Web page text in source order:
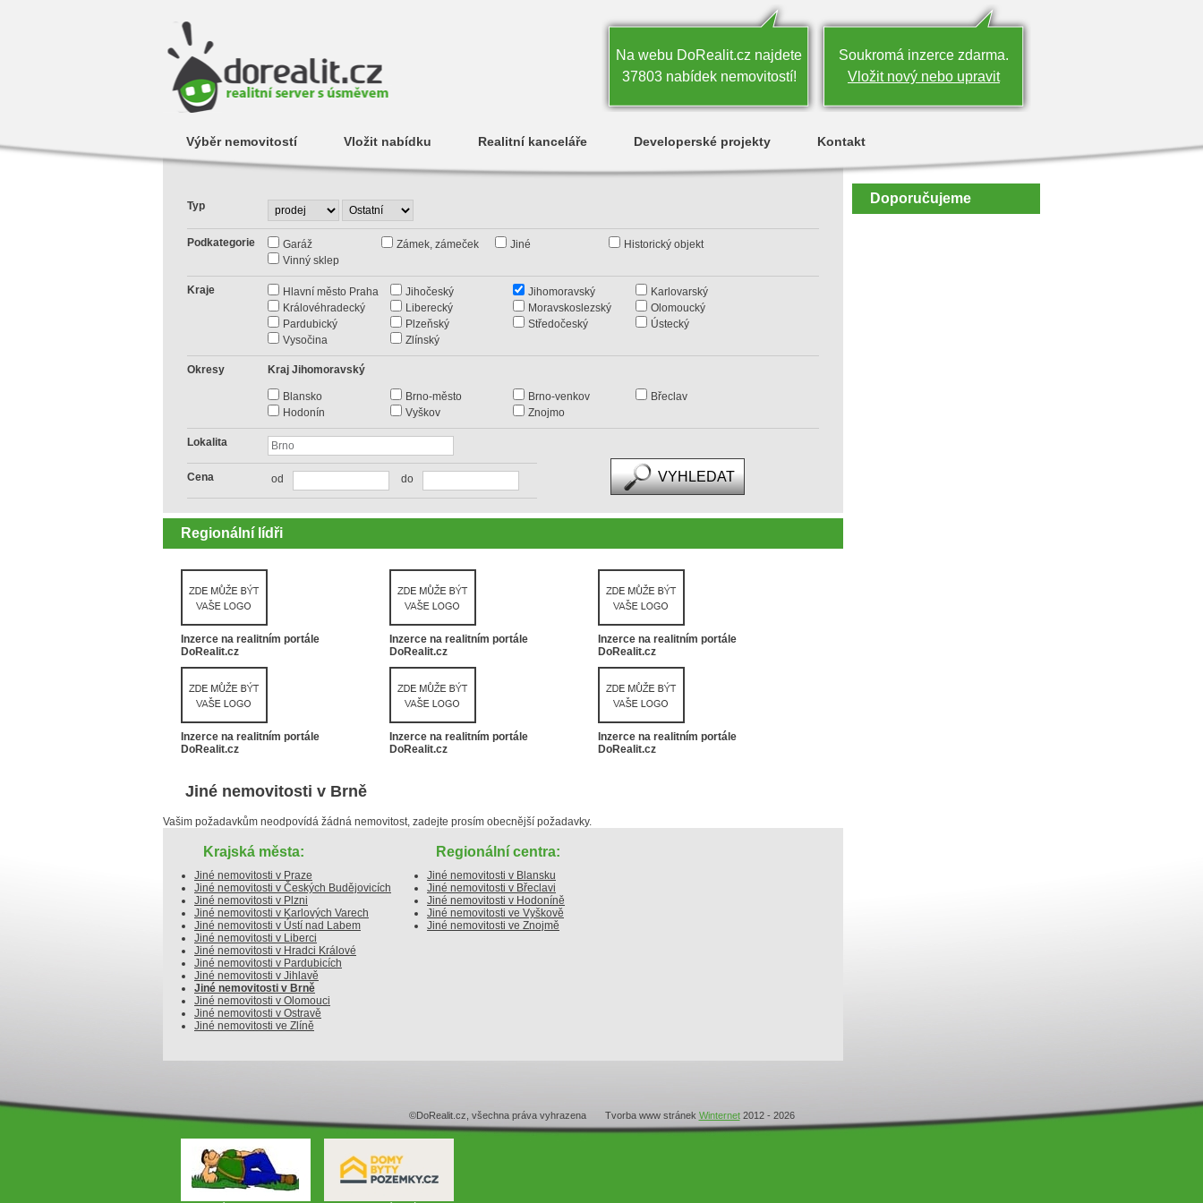
Na webu DoRealit.cz najdete
37803 nabídek nemovitostí!
Soukromá inzerce zdarma.
Vložit nový nebo upravit
Výběr nemovitostí Vložit nabídku Realitní kanceláře Developerské projekty Kontakt
Typ
Podkategorie Garáž Zámek, zámeček Jiné
Historický objekt
Vinný sklep
Kraje Hlavní město Praha Jihočeský Jihomoravský
Karlovarský
Královéhradecký
Liberecký Moravskoslezský
Olomoucký
Pardubický
Plzeňský Středočeský
Ústecký
Vysočina
Zlínský
Okresy Kraj Jihomoravský
Blansko Brno-město Brno-venkov
Břeclav
Hodonín
Vyškov Znojmo
Lokalita
Cena od do
Regionální lídři
Inzerce na realitním portále
DoRealit.cz
Inzerce na realitním portále
DoRealit.cz
Inzerce na realitním portále
DoRealit.cz
Inzerce na realitním portále
DoRealit.cz
Inzerce na realitním portále
DoRealit.cz
Inzerce na realitním portále
DoRealit.cz
Jiné nemovitosti v Brně
Vašim požadavkům neodpovídá žádná nemovitost, zadejte prosím obecnější požadavky.
Krajská města:
Jiné nemovitosti v Praze
Jiné nemovitosti v Českých Budějovicích
Jiné nemovitosti v Plzni
Jiné nemovitosti v Karlových Varech
Jiné nemovitosti v Ústí nad Labem
Jiné nemovitosti v Liberci
Jiné nemovitosti v Hradci Králové
Jiné nemovitosti v Pardubicích
Jiné nemovitosti v Jihlavě
Jiné nemovitosti v Brně
Jiné nemovitosti v Olomouci
Jiné nemovitosti v Ostravě
Jiné nemovitosti ve Zlíně
Regionální centra:
Jiné nemovitosti v Blansku
Jiné nemovitosti v Břeclavi
Jiné nemovitosti v Hodoníně
Jiné nemovitosti ve Vyškově
Jiné nemovitosti ve Znojmě
Doporučujeme
©DoRealit.cz, všechna práva vyhrazena Tvorba www stránek Winternet2012 - 2026